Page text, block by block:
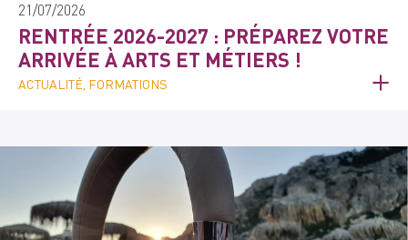
21/07/2026
RENTRÉE 2026-2027 : PRÉPAREZ VOTRE
ARRIVÉE À ARTS ET MÉTIERS !
ACTUALITÉ, FORMATIONS